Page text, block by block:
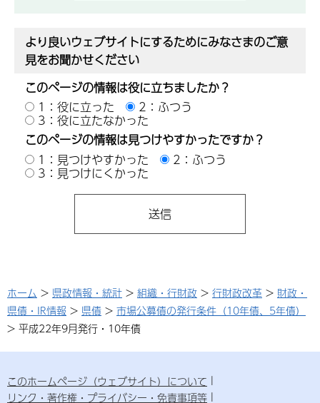
より良いウェブサイトにするためにみなさまのご意
見をお聞かせください
このページの情報は役に立ちましたか？
1：役に立った
2：ふつう
3：役に立たなかった
このページの情報は見つけやすかったですか？
1：見つけやすかった
2：ふつう
3：見つけにくかった
ホーム > 県政情報・統計 > 組織・行財政 > 行財政改革 > 財政・
県債・IR情報 > 県債 > 市場公募債の発行条件（10年債、5年債）
> 平成22年9月発行・10年債
このホームページ（ウェブサイト）について
リンク・著作権・プライバシー・免責事項等